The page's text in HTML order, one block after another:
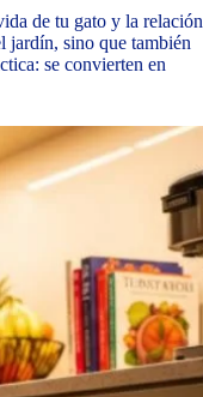
de tu gato y la relación
jardín, sino que también
se convierten en